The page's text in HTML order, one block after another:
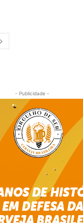
- Publicidade -